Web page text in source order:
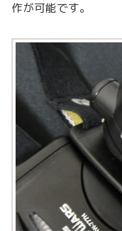
作が可能です。